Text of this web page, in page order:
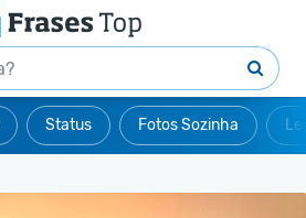
Status Fotos Sozinha